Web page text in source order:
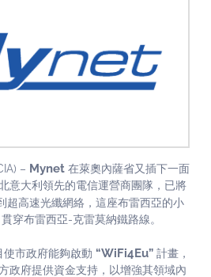
– Mynet 在萊奧內薩省又插下一面
意大利領先的電信運營商團隊，已將
超高速光纖網絡，這座布雷西亞的小
穿布雷西亞-克雷莫納鐵路線。
市政府能夠啟動 “WiFi4Eu” 計畫，
政府提供資金支持，以增強其領域內